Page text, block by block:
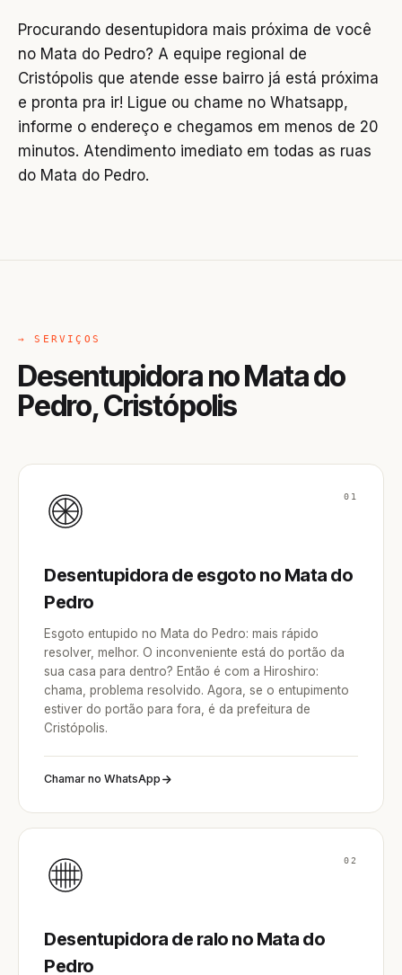
Procurando desentupidora mais próxima de você
no Mata do Pedro? A equipe regional de
Cristópolis que atende esse bairro já está próxima
e pronta pra ir! Ligue ou chame no Whatsapp,
informe o endereço e chegamos em menos de 20
minutos. Atendimento imediato em todas as ruas
do Mata do Pedro.
→ SERVIÇOS
Desentupidora no Mata do
Pedro, Cristópolis
01
Desentupidora de esgoto no Mata do
Pedro
Esgoto entupido no Mata do Pedro: mais rápido
resolver, melhor. O inconveniente está do portão da
sua casa para dentro? Então é com a Hiroshiro:
chama, problema resolvido. Agora, se o entupimento
estiver do portão para fora, é da prefeitura de
Cristópolis.
Chamar no WhatsApp
02
Desentupidora de ralo no Mata do
Pedro